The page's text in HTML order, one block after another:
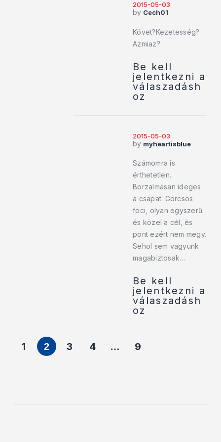
2015-05-03
by Cech01
Követ?Kezetesség?
Azmiaz?
Be kell
jelentkezni a
válaszadásh
oz
2015-05-03
by myheartisblue
Számomra is
érthetetlen.
Borzalmasan ideges
a csapat. Görcsös
foci, olyan egyszerű
és közel a cél, és
pont ezért nem megy.
Sehol sem vagyunk
magabiztosak…
Be kell
jelentkezni a
válaszadásh
oz
1 2 3 4 … 9